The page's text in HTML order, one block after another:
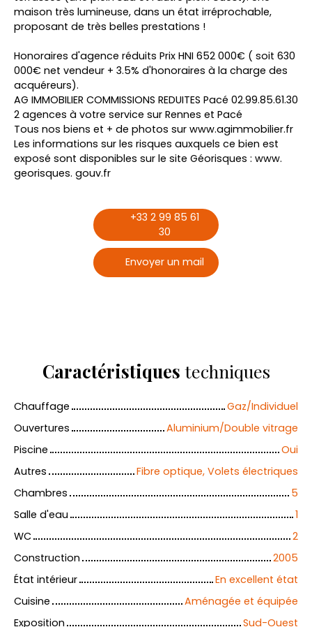
maison très lumineuse, dans un état irréprochable,
proposant de très belles prestations !
Honoraires d'agence réduits Prix HNI 652 000€ ( soit 630
000€ net vendeur + 3.5% d'honoraires à la charge des
acquéreurs).
AG IMMOBILIER COMMISSIONS REDUITES Pacé 02.99.85.61.30
2 agences à votre service sur Rennes et Pacé
Tous nos biens et + de photos sur www.agimmobilier.fr
Les informations sur les risques auxquels ce bien est
exposé sont disponibles sur le site Géorisques : www.
georisques. gouv.fr
+33 2 99 85 61
30
Envoyer un mail
Caractéristiques techniques
Chauffage
Gaz/Individuel
Ouvertures
Aluminium/Double vitrage
Piscine
Oui
Autres
Fibre optique, Volets électriques
Chambres
5
Salle d'eau
1
WC
2
Construction
2005
État intérieur
En excellent état
Cuisine
Aménagée et équipée
Exposition
Sud-Ouest